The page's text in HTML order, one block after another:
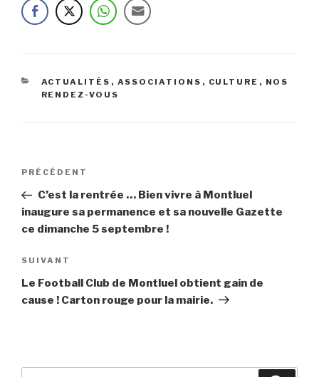
CATÉGORIES
ACTUALITÉS , ASSOCIATIONS , CULTURE , NOS
RENDEZ-VOUS
Navigation
l’article
Article
précédent
PRÉCÉDENT
C’est la rentrée … Bien vivre à Montluel
inaugure sa permanence et sa nouvelle Gazette
ce dimanche 5 septembre !
Article
suivant
SUIVANT
Le Football Club de Montluel obtient gain de
cause ! Carton rouge pour la mairie.